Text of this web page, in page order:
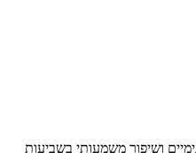
ושיפור משמעותי בשביעות